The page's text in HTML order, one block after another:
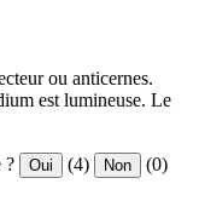
ou anticernes.
est lumineuse. Le
? Oui (4) Non (0)